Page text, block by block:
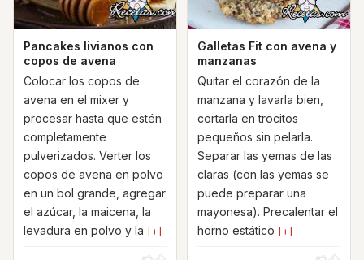
Pancakes livianos con
copos de avena
Colocar los copos de
avena en el mixer y
procesar hasta que estén
completamente
pulverizados. Verter los
copos de avena en polvo
en un bol grande, agregar
el azúcar, la maicena, la
levadura en polvo y la [+]
Galletas Fit con avena y
manzanas
Quitar el corazón de la
manzana y lavarla bien,
cortarla en trocitos
pequeños sin pelarla.
Separar las yemas de las
claras (con las yemas se
puede preparar una
mayonesa). Precalentar el
horno estático [+]